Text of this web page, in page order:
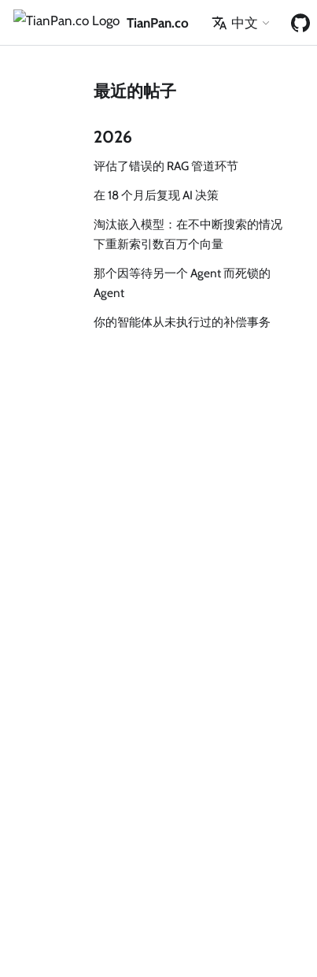
TianPan.co 中文
最近的帖子
2026
评估了错误的 RAG 管道环节
在 18 个月后复现 AI 决策
淘汰嵌入模型：在不中断搜索的情况
下重新索引数百万个向量
那个因等待另一个 Agent 而死锁的
Agent
你的智能体从未执行过的补偿事务